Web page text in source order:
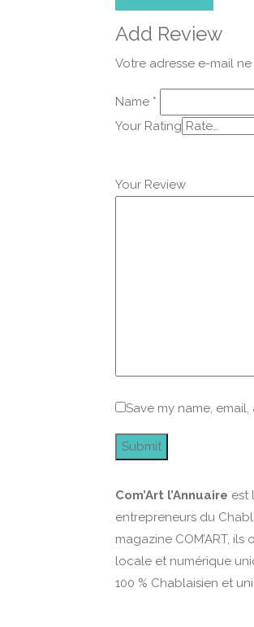
Add Review
Votre adresse e-mail
Name *
Your Rating
Your Review
Save my name,
Com’Art l’Annuaire est
entrepreneurs du
magazine COM’ART,
locale et numérique
100 % Chablaisien et